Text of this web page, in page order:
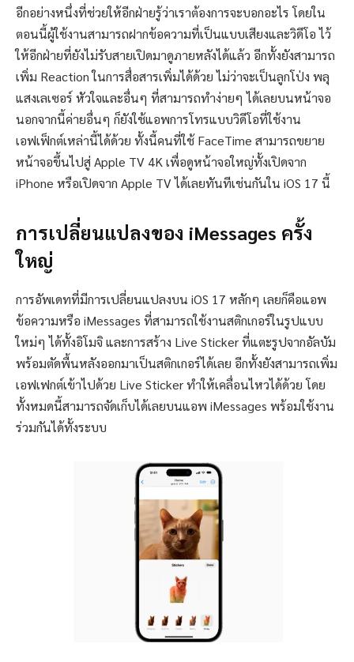
อีกอย่างหนึ่งที่ช่วยให้อีกฝ่ายรู้ว่าเราต้องการจะบอกอะไร โดยใน
ตอนนี้ผู้ใช้งานสามารถฝากข้อความที่เป็นแบบเสียงและวิดีโอ ไว้
ให้อีกฝ่ายที่ยังไม่รับสายเปิดมาดูภายหลังได้แล้ว อีกทั้งยังสามารถ
เพิ่ม Reaction ในการสื่อสารเพิ่มได้ด้วย ไม่ว่าจะเป็นลูกโป่ง พลุ
แสงเลเซอร์ หัวใจและอื่นๆ ที่สามารถทำง่ายๆ ได้เลยบนหน้าจอ
นอกจากนี้ค่ายอื่นๆ ก็ยังใช้แอพการโทรแบบวิดีโอที่ใช้งาน
เอฟเฟ็กต์เหล่านี้ได้ด้วย ทั้งนี้คนที่ใช้ FaceTime สามารถขยาย
หน้าจอขึ้นไปสู่ Apple TV 4K เพื่อดูหน้าจอใหญ่ทั้งเปิดจาก
iPhone หรือเปิดจาก Apple TV ได้เลยทันทีเช่นกันใน iOS 17 นี้
การเปลี่ยนแปลงของ iMessages ครั้ง
ใหญ่
การอัพเดทที่มีการเปลี่ยนแปลงบน iOS 17 หลักๆ เลยก็คือแอพ
ข้อความหรือ iMessages ที่สามารถใช้งานสติกเกอร์ในรูปแบบ
ใหม่ๆ ได้ทั้งอิโมจิ และการสร้าง Live Sticker ที่แตะรูปจากอัลบัม
พร้อมตัดพื้นหลังออกมาเป็นสติกเกอร์ได้เลย อีกทั้งยังสามารถเพิ่ม
เอฟเฟกต์เข้าไปด้วย Live Sticker ทำให้เคลื่อนไหวได้ด้วย โดย
ทั้งหมดนี้สามารถจัดเก็บได้เลยบนแอพ iMessages พร้อมใช้งาน
ร่วมกันได้ทั้งระบบ